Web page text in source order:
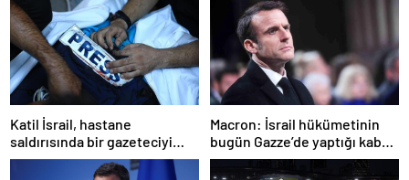
Katil İsrail, hastane
saldırısında bir gazeteciyi
öldürdüğünü itiraf etti
Macron: İsrail hükümetinin
bugün Gazze’de yaptığı kabul
edilemez